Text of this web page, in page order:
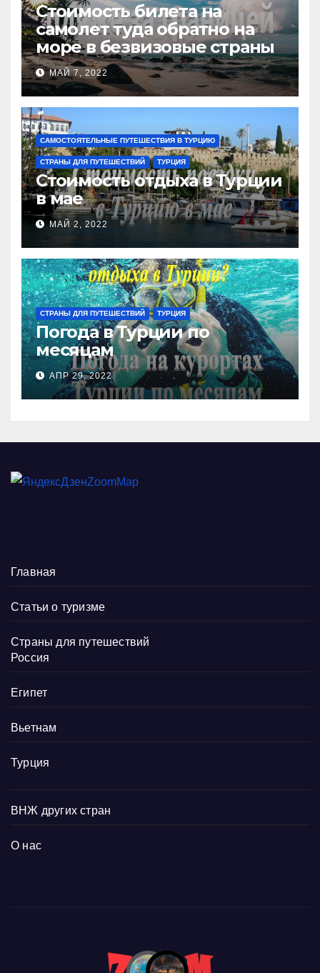
Стоимость билета на
самолет туда обратно на
море в безвизовые страны
МАЙ 7, 2022
САМОСТОЯТЕЛЬНЫЕ ПУТЕШЕСТВИЯ В ТУРЦИЮ
СТРАНЫ ДЛЯ ПУТЕШЕСТВИЙ ТУРЦИЯ
Стоимость отдыха в Турции
в мае
МАЙ 2, 2022
СТРАНЫ ДЛЯ ПУТЕШЕСТВИЙ ТУРЦИЯ
Погода в Турции по
месяцам
АПР 29, 2022
Главная
Статьи о туризме
Страны для путешествий
Россия
Египет
Вьетнам
Турция
ВНЖ других стран
О нас